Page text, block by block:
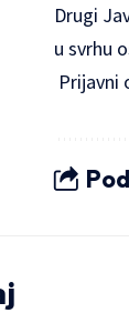
Drugi
u svrhu
Prijavni